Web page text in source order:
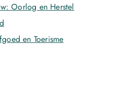
Oorlog en Herstel
en Toerisme